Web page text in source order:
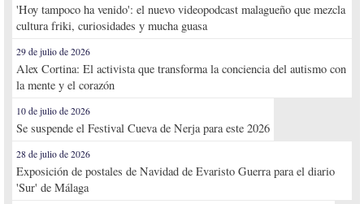
'Hoy tampoco ha venido': el nuevo videopodcast malagueño que mezcla
cultura friki, curiosidades y mucha guasa
29 de julio de 2026
Alex Cortina: El activista que transforma la conciencia del autismo con
la mente y el corazón
10 de julio de 2026
Se suspende el Festival Cueva de Nerja para este 2026
28 de julio de 2026
Exposición de postales de Navidad de Evaristo Guerra para el diario
'Sur' de Málaga